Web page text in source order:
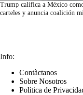
Trump califica a México
carteles y anuncia coalición
Info:
Contàctanos
Sobre Nosotros
Polìtica de